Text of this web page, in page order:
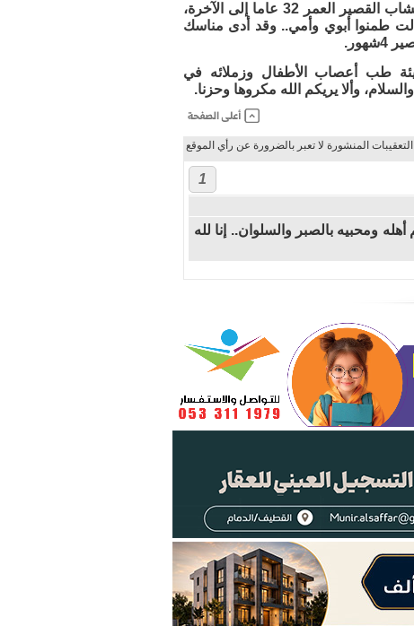
الاستقرار والتحسن وعدمه، إلى أن كانت إرادة الله تعالى هي الفصل لتنقل هذا الشاب القصير العمر 32 عاما إلى الآخرة،
طمنوا أبوي وأمي.. وقد أدى مناسك
طب أعصاب الأطفال وزملائه في
وألا يريكم الله مكروها وحزنا.
التعقيبات المنشورة لا تعبر بالضرورة عن رأي الموقع
1
ومحبيه بالصبر والسلوان.. إنا لله